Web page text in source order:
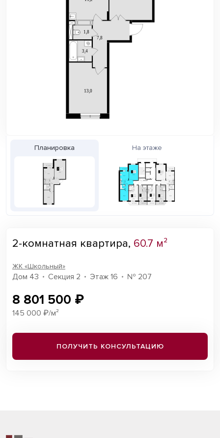
Планировка На этаже
2-комнатная квартира, 60.7 м²
ЖК «Школьный»
Дом 43 Секция 2 Этаж 16 № 207
8 801 500 ₽
145 000 ₽/м²
ПОЛУЧИТЬ КОНСУЛЬТАЦИЮ